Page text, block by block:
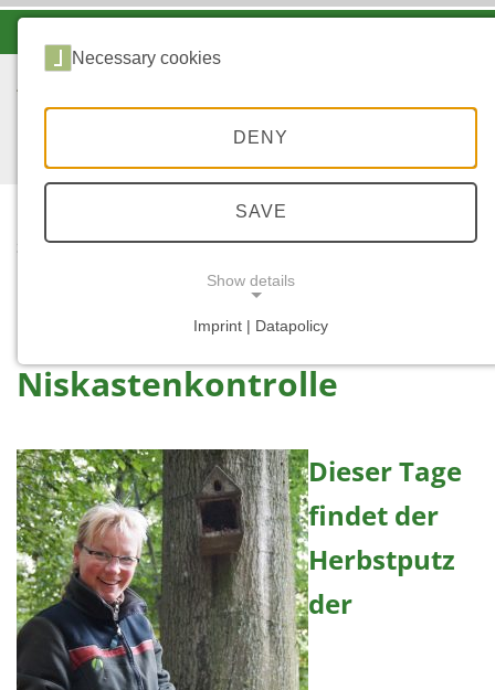
START
...
NISTKASTENKONTROLL
Niskastenkontrolle
Dieser Tage
findet der
Herbstputz
der
Necessary cookies
DENY
SAVE
Show details
Imprint | Datapolicy